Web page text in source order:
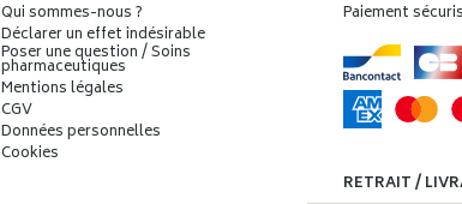
Qui sommes-nous ?
Déclarer un effet indésirable
Poser une question / Soins
pharmaceutiques
Mentions légales
CGV
Données personnelles
Cookies
Paiement
RETRAIT /